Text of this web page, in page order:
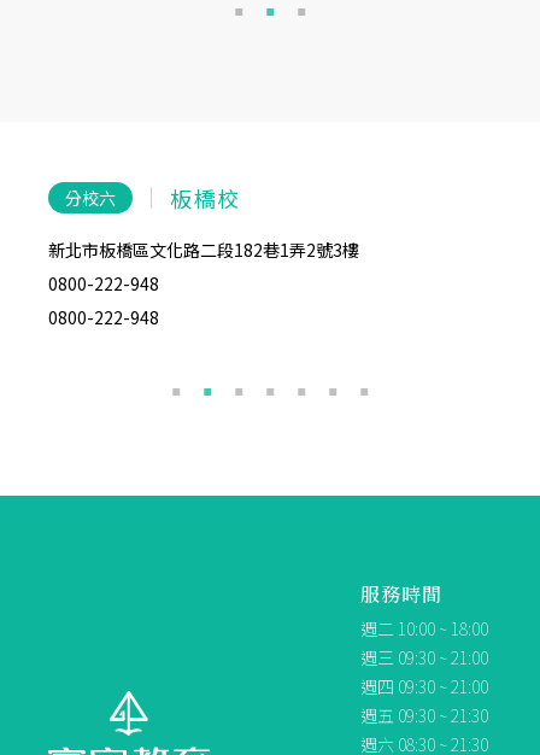
分校六 板橋校
新北市板橋區文化路二段182巷1弄2號3樓
0800-222-948
0800-222-948
服務時間
週二 10:00 ~ 18:00
週三 09:30 ~ 21:00
週四 09:30 ~ 21:00
週五 09:30 ~ 21:30
週六 08:30 ~ 21:30